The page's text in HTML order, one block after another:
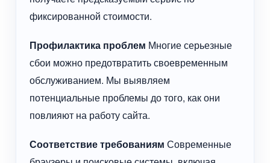
фиксированной стоимости.
Профилактика проблем Многие серьезные
сбои можно предотвратить своевременным
обслуживанием. Мы выявляем
потенциальные проблемы до того, как они
повлияют на работу сайта.
Соответствие требованиям Современные